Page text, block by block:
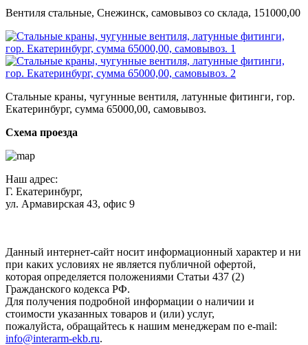
Вентиля стальные, Снежинск, самовывоз со склада, 151000,00
Стальные краны, чугунные вентиля, латунные фитинги, гор.
Екатеринбург, сумма 65000,00, самовывоз.
Схема проезда
Наш адрес:
Г. Екатеринбург,
ул. Армавирская 43, офис 9
Данный интернет-сайт носит информационный характер и ни
при каких условиях не является публичной офертой,
которая определяется положениями Статьи 437 (2)
Гражданского кодекса РФ.
Для получения подробной информации о наличии и
стоимости указанных товаров и (или) услуг,
пожалуйста, обращайтесь к нашим менеджерам по e-mail:
info@interarm-ekb.ru.